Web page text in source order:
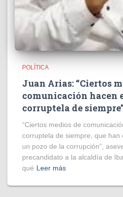
POLÍTICA
Juan Arias: “Ciertos
comunicación hacen
corruptela de
“Ciertos medios de
corruptela de siempre, que han
un pozo de la corrupción”,
precandidato a la alcaldía de
qué Leer más